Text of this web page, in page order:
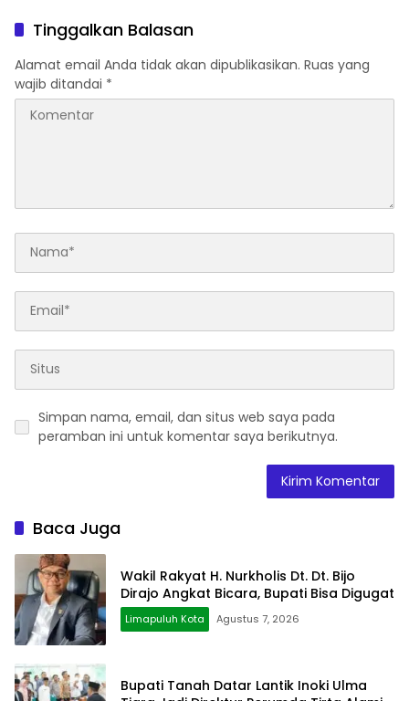
Tinggalkan Balasan
Alamat email Anda tidak akan dipublikasikan. Ruas yang
wajib ditandai *
Simpan nama, email, dan situs web saya pada
peramban ini untuk komentar saya berikutnya.
Baca Juga
Wakil Rakyat H. Nurkholis Dt. Dt. Bijo
Dirajo Angkat Bicara, Bupati Bisa Digugat
Limapuluh Kota Agustus 7, 2026
Bupati Tanah Datar Lantik Inoki Ulma